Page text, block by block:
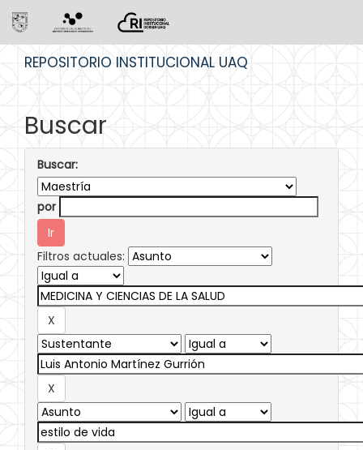
REPOSITORIO INSTITUCIONAL UAQ
Buscar
Buscar:
por
Filtros actuales: